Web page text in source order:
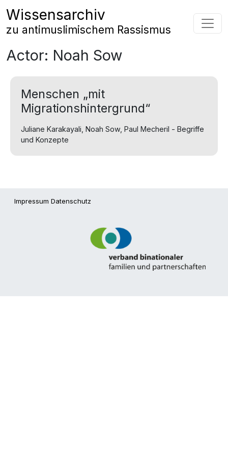
Zum Inhalt springen
Hauptnavigation
Wissensarchiv
zu antimuslimischem Rassismus
Actor: Noah Sow
Menschen „mit
Migrationshintergrund“
Juliane Karakayali, Noah Sow, Paul Mecheril - Begriffe
und Konzepte
Impressum Datenschutz